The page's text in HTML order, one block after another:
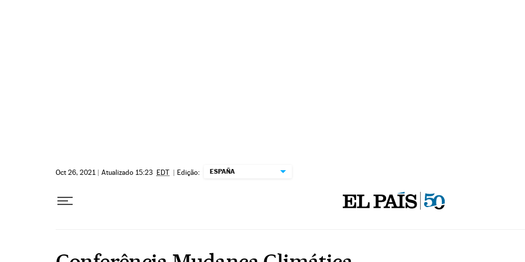
Oct 26, 2021 | Atualizado 15:23 EDT | Edição: ESPAÑA